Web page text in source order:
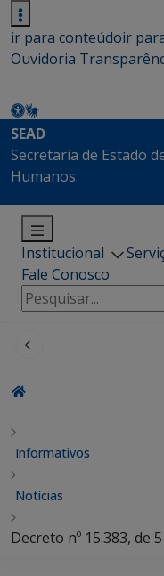
ir para conteúdoir
Ouvidoria
SEAD
Secretaria de Estado
Humanos
Institucional
Fale Conosco
Pesquisar
por:
Informativos
Notícias
Decreto nº 15.383, de